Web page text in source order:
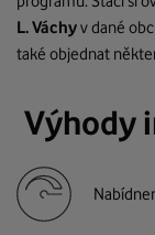
L. Váchyv dané
také objednat
Výhody